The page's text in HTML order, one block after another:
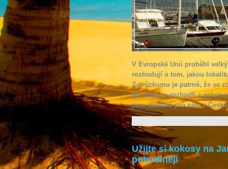
V Evropské Unii proběhl
rozhodují o tom, jakou
Z průzkumu je patrné, že se
My jsme se rozhodli z
jsou důležité pro nás, v
Užijte si kokosy na
pohodlněji